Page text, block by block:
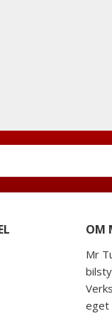
OM
Mr
eget